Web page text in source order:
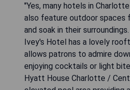
"Yes, many hotels in
also feature outdoor spaces
and soak in their
Ivey's Hotel has a lovely
allows patrons to admire
enjoying cocktails or light
Hyatt House Charlotte /